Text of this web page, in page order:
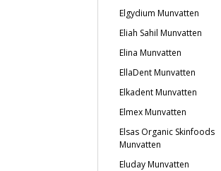
Elgydium Munvatten
Eliah Sahil Munvatten
Elina Munvatten
EllaDent Munvatten
Elkadent Munvatten
Elmex Munvatten
Elsas Organic Skinfoods
Munvatten
Eluday Munvatten